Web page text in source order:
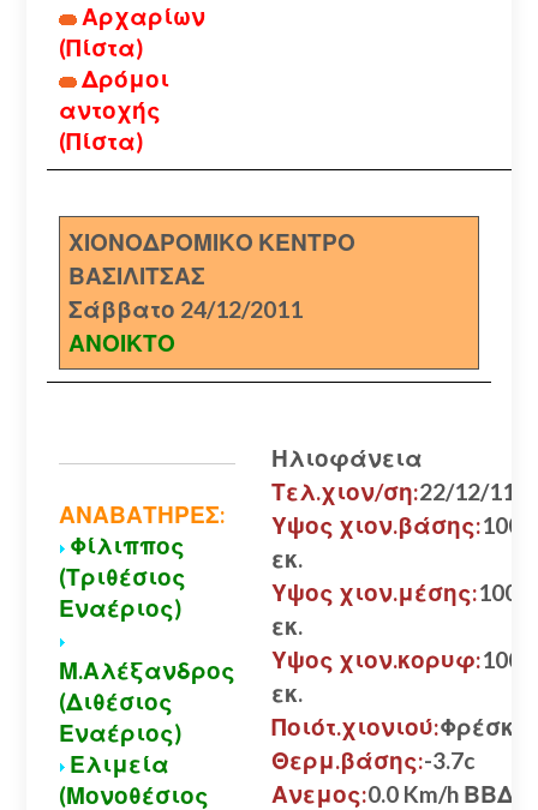
Αρχαρίων
(Πίστα)
Δρόμοι
αντοχής
(Πίστα)
ΧΙΟΝΟΔΡΟΜΙΚΟ ΚΕΝΤΡΟ
ΒΑΣΙΛΙΤΣΑΣ
Σάββατο 24/12/2011
ΑΝΟΙΚΤΟ
ΑΝΑΒΑΤΗΡΕΣ:
Φίλιππος
(Τριθέσιος
Εναέριος)
Μ.Αλέξανδρος
(Διθέσιος
Εναέριος)
Ελιμεία
(Μονοθέσιος
Ηλιοφάνεια
Τελ.χιον/ση:22/12/11
Υψος χιον.βάσης:100
εκ.
Υψος χιον.μέσης:100
εκ.
Υψος χιον.κορυφ:100
εκ.
Ποιότ.χιονιού:Φρέσκο
Θερμ.βάσης:-3.7c
Ανεμος:0.0 Km/h ΒΒΔ